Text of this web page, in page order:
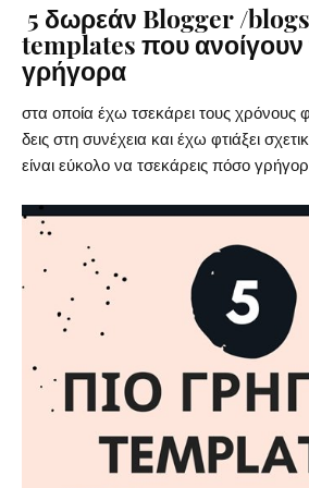
5 δωρεάν Blogger /
templates που
γρήγορα
στα οποία έχω τσεκάρει τους
δεις στη συνέχεια και έχω φτιάξει
είναι εύκολο να τσεκάρεις πόσο